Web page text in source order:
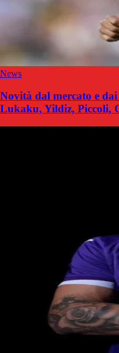
News
Novità dal mercato e
Lukaku, Yildiz, Piccoli,